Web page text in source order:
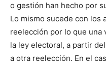
o gestión han hecho por
Lo mismo sucede con los
reelección por lo que una
la ley electoral, a partir
a otra reelección. En el